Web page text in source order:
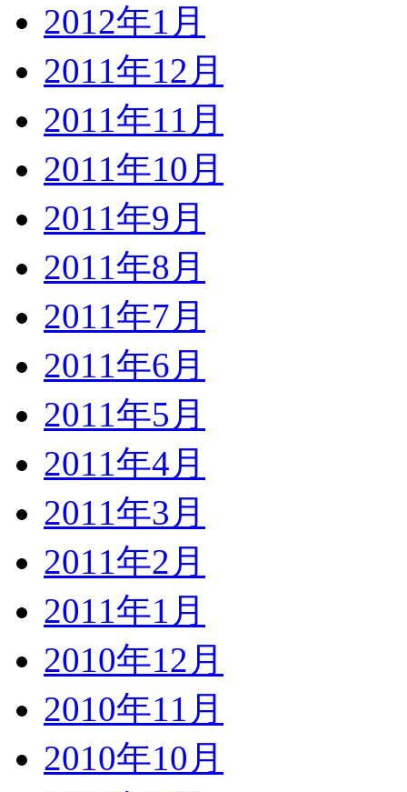
2012年1月
2011年12月
2011年11月
2011年10月
2011年9月
2011年8月
2011年7月
2011年6月
2011年5月
2011年4月
2011年3月
2011年2月
2011年1月
2010年12月
2010年11月
2010年10月